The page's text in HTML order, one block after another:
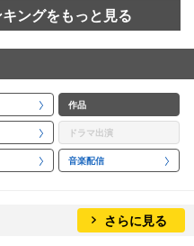
ングをもっと見る
作品
ドラマ出演
音楽配信
さらに見る